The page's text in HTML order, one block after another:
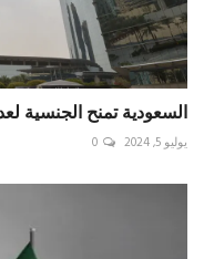
السعودية تمنح الجنسية
يوليو 5, 2024 0